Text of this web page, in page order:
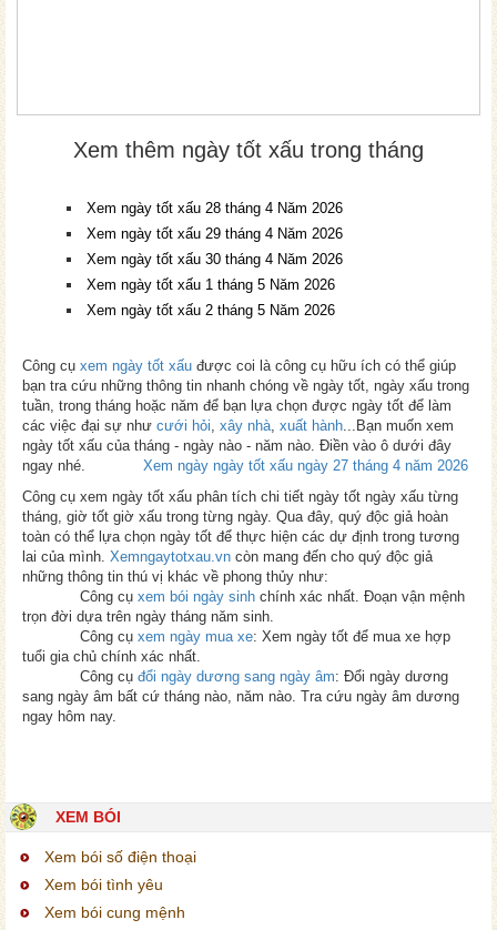
Xem thêm ngày tốt xấu trong tháng
Xem ngày tốt xấu 28 tháng 4 Năm 2026
Xem ngày tốt xấu 29 tháng 4 Năm 2026
Xem ngày tốt xấu 30 tháng 4 Năm 2026
Xem ngày tốt xấu 1 tháng 5 Năm 2026
Xem ngày tốt xấu 2 tháng 5 Năm 2026
Công cụ xem ngày tốt xấu được coi là công cụ hữu ích có thể giúp
bạn tra cứu những thông tin nhanh chóng về ngày tốt, ngày xấu trong
tuần, trong tháng hoặc năm để bạn lựa chọn được ngày tốt để làm
các việc đại sự như cưới hỏi, xây nhà, xuất hành...Bạn muốn xem
ngày tốt xấu của tháng - ngày nào - năm nào. Điền vào ô dưới đây
ngay nhé.
Xem ngày ngày tốt xấu ngày 27 tháng 4 năm 2026
Công cụ xem ngày tốt xấu phân tích chi tiết ngày tốt ngày xấu từng
tháng, giờ tốt giờ xấu trong từng ngày. Qua đây, quý độc giả hoàn
toàn có thể lựa chọn ngày tốt để thực hiện các dự định trong tương
lai của mình. Xemngaytotxau.vn còn mang đến cho quý độc giả
những thông tin thú vị khác về phong thủy như:
Công cụ xem bói ngày sinh chính xác nhất. Đoạn vận mệnh
trọn đời dựa trên ngày tháng năm sinh.
Công cụ xem ngày mua xe: Xem ngày tốt để mua xe hợp
tuổi gia chủ chính xác nhất.
Công cụ đổi ngày dương sang ngày âm: Đổi ngày dương
sang ngày âm bất cứ tháng nào, năm nào. Tra cứu ngày âm dương
ngay hôm nay.
XEM BÓI
Xem bói số điện thoại
Xem bói tình yêu
Xem bói cung mệnh